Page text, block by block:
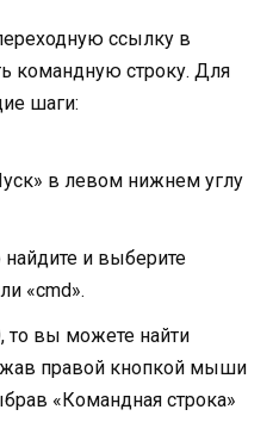
ссылку в
командную строку. Для
шаги:
в левом нижнем углу
и выберите
«cmd».
то вы можете найти
правой кнопкой мыши
«Командная строка»